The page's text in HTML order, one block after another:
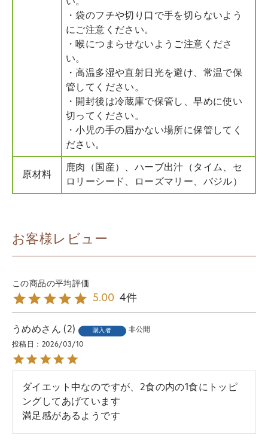
・袋のフチや切り口で手を切らないよう
にご注意ください。
・喉につまらせないようご注意くださ
い。
・高温多湿や直射日光を避け、常温で保
管してください。
・開封後は冷蔵庫で保管し、早めに使い
切ってください。
・小児の手の届かない場所に保管してく
ださい。
原材料
鹿肉（国産）、ハーブ出汁（タイム、セ
ロリーシード、ローズマリー、バジル）
お客様レビュー
5.00 4
うめめ 2 購入者 非公開
投稿日 2026/03/10
ダイエット中なのですが、2食の内の1食にトッピ
ングしてあげています
満足感があるようです